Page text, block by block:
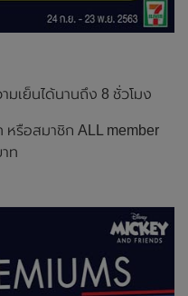
มเย็นได้นานถึง 8 ชั่วโมง
หรือสมาชิก ALL member
ท